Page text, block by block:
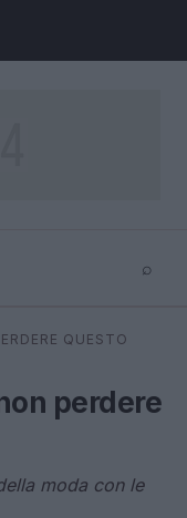
⌕
⌕
QUESTO
perdere
moda con le